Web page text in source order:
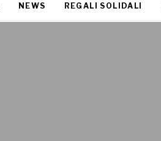
NEWS REGALI SOLIDALI